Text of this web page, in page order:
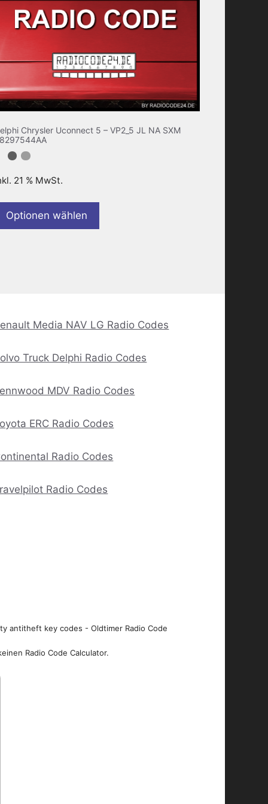
Chrysler Uconnect 5 – VP2_5 JL NA SXM
21 % MwSt.
Optionen wählen
Media NAV LG Radio Codes
Truck Delphi Radio Codes
MDV Radio Codes
ERC Radio Codes
Radio Codes
Radio Codes
antitheft key codes - Oldtimer Radio Code
Radio Code Calculator.